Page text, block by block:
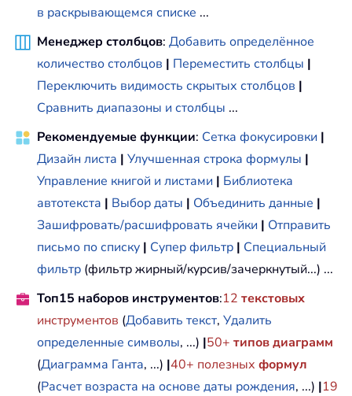
в раскрывающемся списке ...
Менеджер столбцов: Добавить определённое
количество столбцов | Переместить столбцы |
Переключить видимость скрытых столбцов |
Сравнить диапазоны и столбцы ...
Рекомендуемые функции: Сетка фокусировки |
Дизайн листа | Улучшенная строка формулы |
Управление книгой и листами | Библиотека
автотекста | Выбор даты | Объединить данные |
Зашифровать/расшифровать ячейки | Отправить
письмо по списку | Супер фильтр | Специальный
фильтр (фильтр жирный/курсив/зачеркнутый...) ...
Топ15 наборов инструментов:12 текстовых
инструментов (Добавить текст, Удалить
определенные символы, ...) |50+ типов диаграмм
(Диаграмма Ганта, ...) |40+ полезных формул
(Расчет возраста на основе даты рождения, ...) |19